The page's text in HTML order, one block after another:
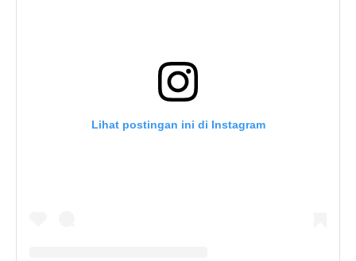
Lihat postingan ini di Instagram